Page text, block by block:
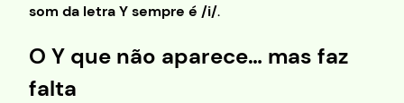
som da letra Y sempre é /i/.
O Y que não aparece… mas faz
falta